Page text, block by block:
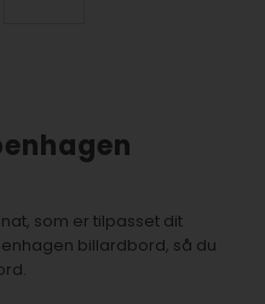
som er tilpasset dit
billardbord, så du